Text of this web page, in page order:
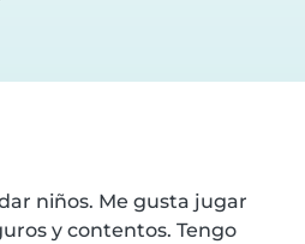
niños. Me gusta jugar
y contentos. Tengo